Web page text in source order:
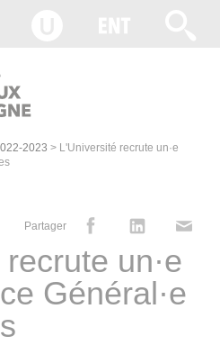
2023 > L'Université recrute un·e
Partager
un·e
Général·e